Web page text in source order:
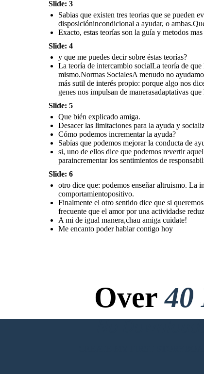
Me encanto
Finalmente el otro sentido dice que si
queremos promover
de sobrejustificación: cuando obligamos
a hacer buenas obras, es frecuente que el
se reduzca.
Slide: 3
Sabias que existen tres teorias que se pueden
disposiciónincondicional a ayudar, o
Exacto, estas teorías son la guía y metodos
Slide: 4
y que me puedes decir sobre éstas teorías?
La teoría de intercambio socialLa teoría de
mismo.Normas SocialesA menudo no
más sutil de interés propio: porque algo nos
genes nos impulsan de manerasadaptativas
Slide: 5
Que bién explicado amiga.
Desacer las limitaciones para la ayuda y
Cómo podemos incrementar la ayuda?
Sabías que podemos mejorar la conducta de
si, uno de ellos dice que podemos revertir
paraincrementar los sentimientos de
Slide: 6
otro dice que: podemos enseñar altruismo. La
comportamientopositivo.
Finalmente el otro sentido dice que si
frecuente que el amor por una actividadse
A mi de igual manera,chau amiga cuidate!
Me encanto poder hablar contigo hoy
Over
No